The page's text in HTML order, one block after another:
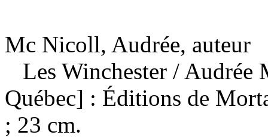
Mc Nicoll, Audrée, auteur
Les Winchester / Audrée
Québec] : Éditions de
; 23 cm.